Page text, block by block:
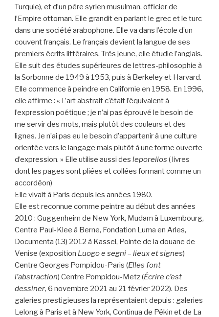
Turquie), et d’un père syrien musulman, officier de
l’Empire ottoman. Elle grandit en parlant le grec et le turc
dans une société arabophone. Elle va dans l’école d’un
couvent français. Le français devient la langue de ses
premiers écrits littéraires. Très jeune, elle étudie l’anglais.
Elle suit des études supérieures de lettres-philosophie à
la Sorbonne de 1949 à 1953, puis à Berkeley et Harvard.
Elle commence à peindre en Californie en 1958. En 1996,
elle affirme : « L’art abstrait c’était l’équivalent à
l’expression poétique ; je n’ai pas éprouvé le besoin de
me servir des mots, mais plutôt des couleurs et des
lignes. Je n’ai pas eu le besoin d’appartenir à une culture
orientée vers le langage mais plutôt à une forme ouverte
d’expression. » Elle utilise aussi des leporellos ( livres
dont les pages sont pliées et collées formant comme un
accordéon)
Elle vivait à Paris depuis les années 1980.
Elle est reconnue comme peintre au début des années
2010 : Guggenheim de New York, Mudam à Luxembourg,
Centre Paul-Klee à Berne, Fondation Luma en Arles,
Documenta (13) 2012 à Kassel, Pointe de la douane de
Venise (exposition Luogo e segni– lieux et signes)
Centre Georges Pompidou-Paris (Elles font
l’abstraction) Centre Pompidou-Metz (Écrire c’est
dessiner, 6 novembre 2021 au 21 février 2022). Des
galeries prestigieuses la représentaient depuis : galeries
Lelong à Paris et à New York, Continua de Pékin et de La